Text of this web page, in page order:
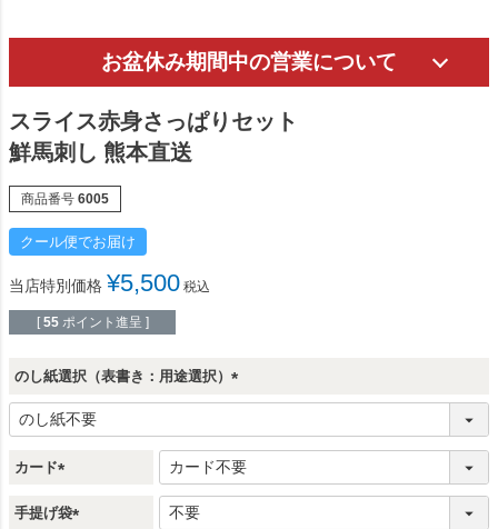
お盆休み期間中の営業について
スライス赤身さっぱりセット
鮮馬刺し 熊本直送
商品番号 6005
クール便でお届け
当店特別価格 ¥5,500 税込
[ 55 ポイント進呈 ]
のし紙選択（表書き：用途選択）
(
)
カード
必
手提げ袋